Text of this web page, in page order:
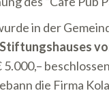
in der
5.000,–
die Firma